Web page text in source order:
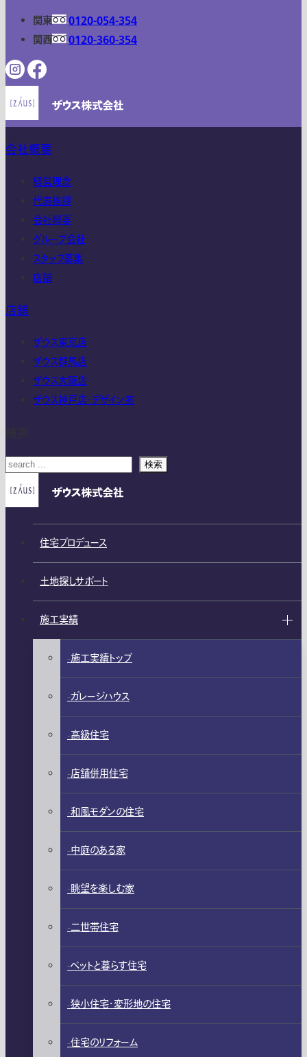
関東
0120-054-354
関西
0120-360-354
会社概要
経営理念
代表挨拶
会社概要
グループ会社
スタッフ募集
店舗
店舗
ザウス東京店
ザウス群馬店
ザウス大阪店
ザウス神戸店・デザイン室
検索
住宅プロデュース
土地探しサポート
施工実績
施工実績トップ
ガレージハウス
高級住宅
店舗併用住宅
和風モダンの住宅
中庭のある家
眺望を楽しむ家
二世帯住宅
ペットと暮らす住宅
狭小住宅・変形地の住宅
住宅のリフォーム